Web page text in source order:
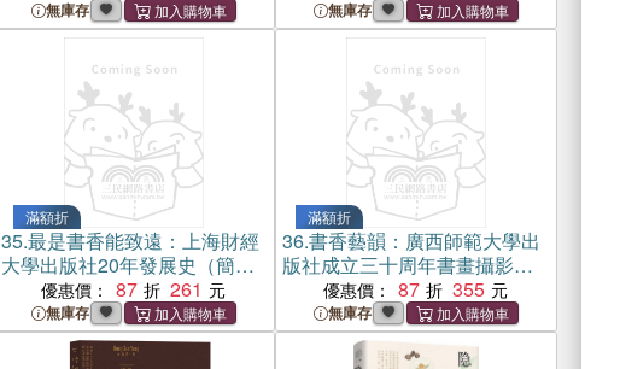
無庫存 無庫存
滿額折
35.最是書香能致遠：上海財經
大學出版社20年發展史（簡體
優惠價： 87 261
無庫存
滿額折
36.書香藝韻：廣西師範大學出
版社成立三十周年書畫攝影展
精選集（簡體書）
優惠價： 87 355
無庫存